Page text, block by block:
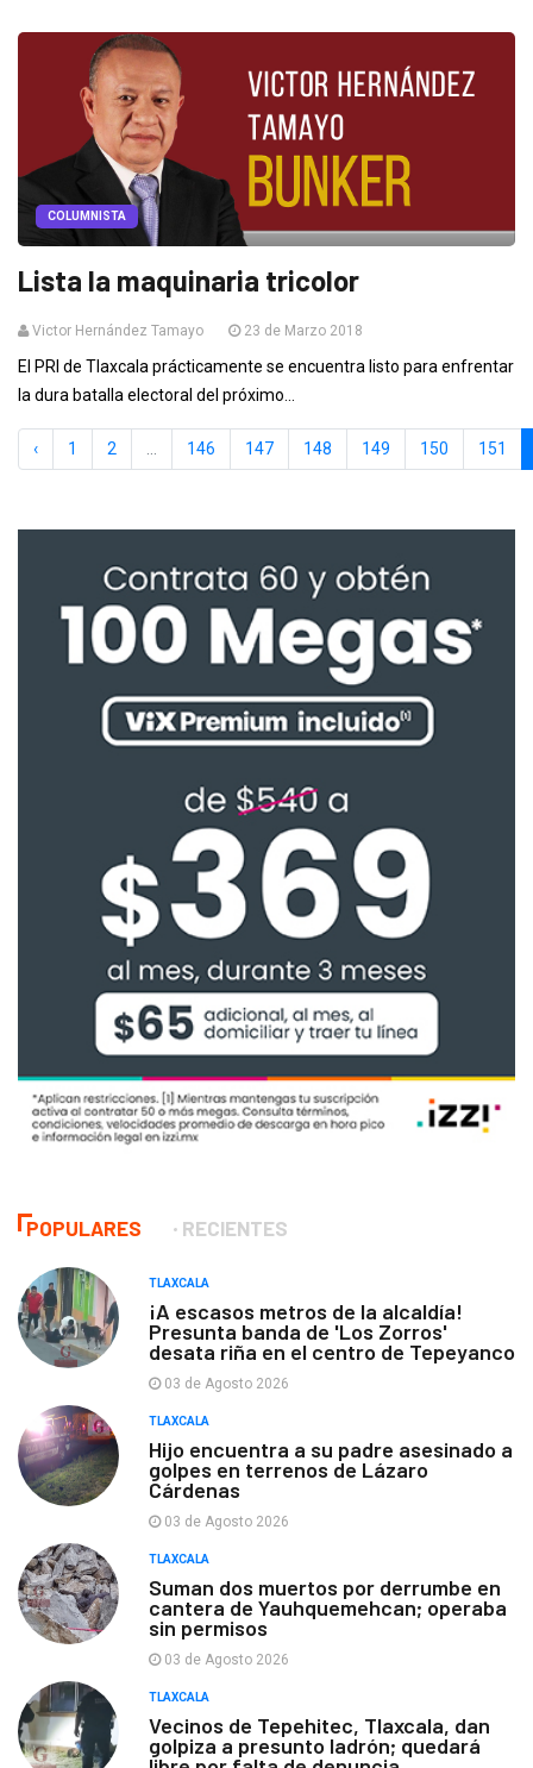
COLUMNISTA
Lista la maquinaria tricolor
Victor Hernández Tamayo 23 de Marzo 2018
El PRI de Tlaxcala prácticamente se encuentra listo para enfrentar
la dura batalla electoral del próximo...
‹ 1 2 146 147 148 149 150 151
POPULARES RECIENTES
TLAXCALA
¡A escasos metros de la alcaldía!
Presunta banda de 'Los Zorros'
desata riña en el centro de Tepeyanco
03 de Agosto 2026
TLAXCALA
Hijo encuentra a su padre asesinado a
golpes en terrenos de Lázaro
Cárdenas
03 de Agosto 2026
TLAXCALA
Suman dos muertos por derrumbe en
cantera de Yauhquemehcan; operaba
sin permisos
03 de Agosto 2026
TLAXCALA
Vecinos de Tepehitec, Tlaxcala, dan
golpiza a presunto ladrón; quedará